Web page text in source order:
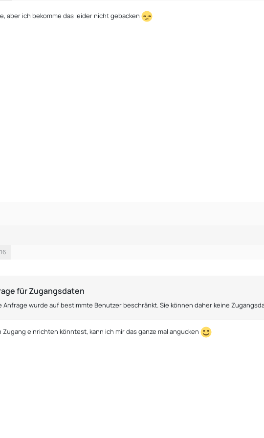
aber ich bekomme das leider nicht gebacken
für Zugangsdaten
Anfrage wurde auf bestimmte Benutzer beschränkt. Sie können daher keine
Zugang einrichten könntest, kann ich mir das ganze mal angucken